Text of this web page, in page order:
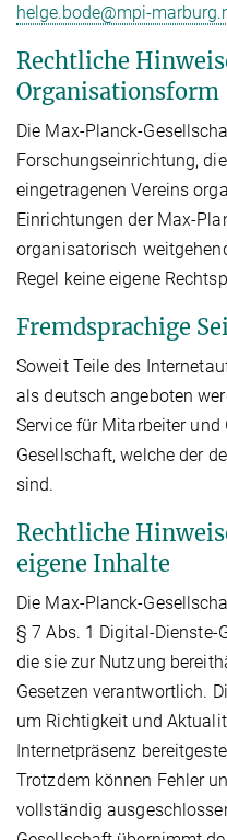
helge.bode@mpi-
Rechtliche
Organisationsform
Die Max-Planck-
Forschungseinrichtung,
eingetragenen Vereins
Einrichtungen der Max-
organisatorisch
Regel keine eigene
Fremdsprachige
Soweit Teile des
als deutsch angeboten
Service für Mitarbeiter
Gesellschaft, welche der
sind.
Rechtliche
eigene Inhalte
Die Max-Planck-
§ 7 Abs. 1 Digital-Dienste-
die sie zur Nutzung
Gesetzen verantwortlich.
um Richtigkeit und
Internetpräsenz
Trotzdem können Fehler
vollständig